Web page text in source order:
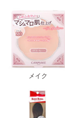
メイク